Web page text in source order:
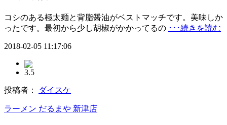
コシのある極太麺と背脂醤油がベストマッチです。美味しか
ったです。最初から少し胡椒がかかってるの ･･･続きを読む
2018-02-05 11:17:06
3.5
投稿者： ダイスケ
ラーメン だるまや 新津店